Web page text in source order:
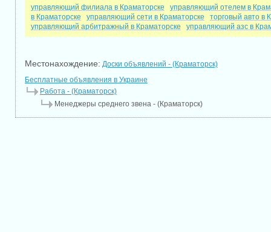
управляющий филиала в Краматорске
управляющий отелем в
в Краматорске
управляющий сети в Краматорске
торговый авто в
управляющий арбитражный в Краматорске
управляющий азс в
Местонахождение: Доски объявлений - (Краматорск)
Бесплатные объявления в Украине
Работа - (Краматорск)
Менеджеры среднего звена - (Краматорск)